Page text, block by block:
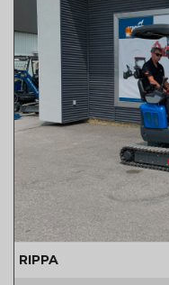
RIPPA